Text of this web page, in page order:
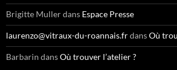
:Brigitte Mullerdans Espace Presse
laurenzo@vitraux-du-roannais.frdansOù
Barbarin dansOù trouver l’atelier ?